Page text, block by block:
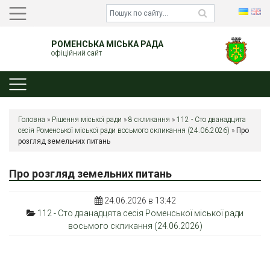
РОМЕНСЬКА МІСЬКА РАДА
офіційний сайт
Головна » Рішення міської ради » 8 скликання » 112 - Сто дванадцята
сесія Роменської міської ради восьмого скликання (24.06.2026) » Про
розгляд земельних питань
Про розгляд земельних питань
24.06.2026 в 13:42
112 - Сто дванадцята сесія Роменської міської ради
восьмого скликання (24.06.2026)